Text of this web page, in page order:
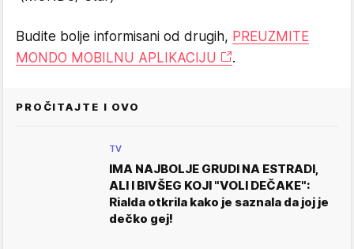
Budite bolje informisani od drugih, PREUZMITE
MONDO MOBILNU APLIKACIJU
.
PROČITAJTE I OVO
TV
IMA NAJBOLJE GRUDI NA ESTRADI,
ALI I BIVŠEG KOJI "VOLI DEČAKE":
Rialda otkrila kako je saznala da joj je
dečko gej!